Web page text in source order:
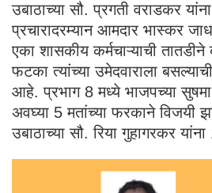
उबाठाच्या सौ. प्रगती वराडकर
प्रचारादरम्यान आमदार भास्कर
एका शासकीय कर्मचाऱ्याची
फटका त्यांच्या उमेदवाराला
आहे. प्रभाग 8 मध्ये भाजपच्या
अवघ्या 5 मतांच्या फरकाने विजयी
उबाठाच्या सौ. रिया गुहागरकर